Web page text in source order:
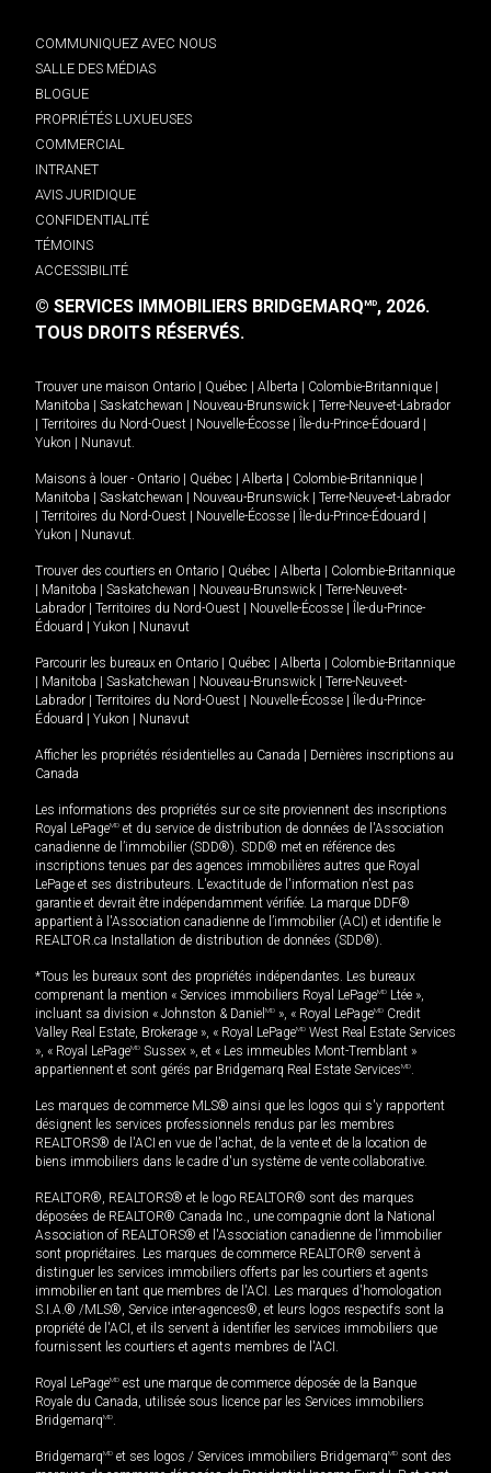
COMMUNIQUEZ AVEC NOUS
SALLE DES MÉDIAS
BLOGUE
PROPRIÉTÉS LUXUEUSES
COMMERCIAL
INTRANET
AVIS JURIDIQUE
CONFIDENTIALITÉ
TÉMOINS
ACCESSIBILITÉ
© SERVICES IMMOBILIERS BRIDGEMARQMD, 2026.
TOUS DROITS RÉSERVÉS.
Trouver une maison Ontario Québec Alberta Colombie-Britannique
Manitoba
Saskatchewan Nouveau-Brunswick
Terre-Neuve-et-Labrador
Territoires du Nord-Ouest Nouvelle-Écosse Île-du-Prince-Édouard
Yukon
Nunavut.
Maisons à louer - Ontario Québec Alberta Colombie-Britannique
Manitoba
Saskatchewan Nouveau-Brunswick
Terre-Neuve-et-Labrador
Territoires du Nord-Ouest Nouvelle-Écosse Île-du-Prince-Édouard
Yukon
Nunavut.
Trouver des courtiers en Ontario Québec Alberta
Colombie-Britannique
Manitoba Saskatchewan Nouveau-Brunswick
Terre-Neuve-et-
Labrador
Territoires du Nord-Ouest Nouvelle-Écosse
Île-du-Prince-
Édouard
Yukon Nunavut
Parcourir les bureaux en Ontario Québec Alberta
Colombie-Britannique
Manitoba Saskatchewan Nouveau-Brunswick
Terre-Neuve-et-
Labrador
Territoires du Nord-Ouest Nouvelle-Écosse
Île-du-Prince-
Édouard
Yukon Nunavut
Afficher les propriétés résidentielles au Canada
Dernières inscriptions au
Canada
Les informations des propriétés sur ce site proviennent des inscriptions
Royal LePageMD et du service de distribution de données de l'Association
canadienne de l’immobilier (SDD®). SDD® met en référence des
inscriptions tenues par des agences immobilières autres que Royal
LePage et ses distributeurs. L'exactitude de l'information n'est pas
garantie et devrait être indépendamment vérifiée. La marque DDF®
appartient à l'Association canadienne de l’immobilier (ACI) et identifie le
REALTOR.ca Installation de distribution de données (SDD®).
*Tous les bureaux sont des propriétés indépendantes. Les bureaux
comprenant la mention « Services immobiliers Royal LePageMD Ltée »,
incluant sa division « Johnston & Daniel MD », « Royal LePageMD Credit
Valley Real Estate, Brokerage », « Royal LePageMD West Real Estate Services
», « Royal LePageMD Sussex », et « Les immeubles Mont-Tremblant »
appartiennent et sont gérés par Bridgemarq Real Estate ServicesMD.
Les marques de commerce MLS® ainsi que les logos qui s'y rapportent
désignent les services professionnels rendus par les membres
REALTORS® de l'ACI en vue de l'achat, de la vente et de la location de
biens immobiliers dans le cadre d'un système de vente collaborative.
REALTOR®, REALTORS® et le logo REALTOR® sont des marques
déposées de REALTOR® Canada Inc., une compagnie dont la National
Association of REALTORS® et l'Association canadienne de l’immobilier
sont propriétaires. Les marques de commerce REALTOR® servent à
distinguer les services immobiliers offerts par les courtiers et agents
immobilier en tant que membres de l'ACI. Les marques d'homologation
S.I.A.® /MLS®, Service inter-agences®, et leurs logos respectifs sont la
propriété de l'ACI, et ils servent à identifier les services immobiliers que
fournissent les courtiers et agents membres de l'ACI.
Royal LePageMD est une marque de commerce déposée de la Banque
Royale du Canada, utilisée sous licence par les Services immobiliers
BridgemarqMD.
BridgemarqMD et ses logos / Services immobiliers BridgemarqMD sont des